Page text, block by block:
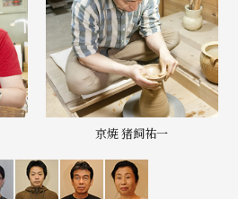
京焼 猪飼祐一